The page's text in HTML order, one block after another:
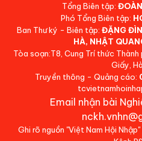
Tổng Biên tập:
Phó Tổng Biên tập:
Ban Thư ký - Biên tập: ĐẶNG
HÀ, NHẬT
Tòa soạn:T8, Cung Trí thức Thành
Giấy,
Truyền thông - Quảng cáo:
Email nhận bài
Ghi rõ nguồn "Việt Nam Hội